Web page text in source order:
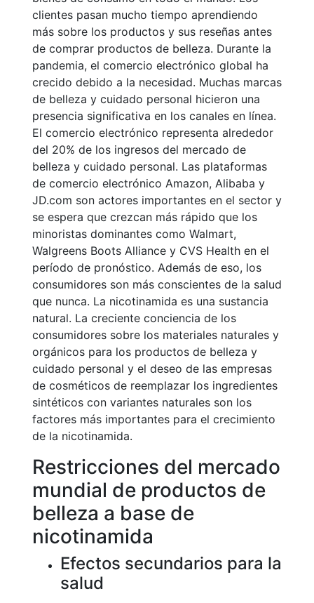
clientes pasan mucho tiempo aprendiendo
más sobre los productos y sus reseñas antes
de comprar productos de belleza. Durante la
pandemia, el comercio electrónico global ha
crecido debido a la necesidad. Muchas marcas
de belleza y cuidado personal hicieron una
presencia significativa en los canales en línea.
El comercio electrónico representa alrededor
del 20% de los ingresos del mercado de
belleza y cuidado personal. Las plataformas
de comercio electrónico Amazon, Alibaba y
JD.com son actores importantes en el sector y
se espera que crezcan más rápido que los
minoristas dominantes como Walmart,
Walgreens Boots Alliance y CVS Health en el
período de pronóstico. Además de eso, los
consumidores son más conscientes de la salud
que nunca. La nicotinamida es una sustancia
natural. La creciente conciencia de los
consumidores sobre los materiales naturales y
orgánicos para los productos de belleza y
cuidado personal y el deseo de las empresas
de cosméticos de reemplazar los ingredientes
sintéticos con variantes naturales son los
factores más importantes para el crecimiento
de la nicotinamida.
Restricciones del mercado
mundial de productos de
belleza a base de
nicotinamida
Efectos secundarios para la
salud